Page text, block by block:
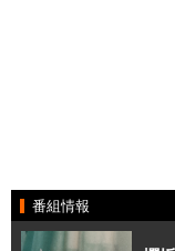
番組情報